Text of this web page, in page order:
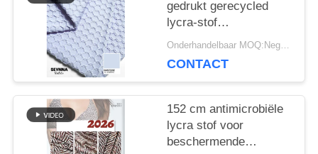
gedrukt gerecycled
lycra-stof
milieuvriendelijk
Onderhandelbaar MOQ:Negotiable
CONTACT
152 cm antimicrobiële
lycra stof voor
beschermende